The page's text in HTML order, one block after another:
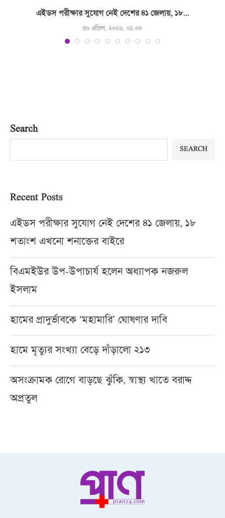
এইডস পরীক্ষার সুযোগ নেই দেশের ৪১ জেলায়, ১৮...
৩০ এপ্রিল, ২০২৬, ০১:০৮
Search
SEARCH
Recent Posts
এইডস পরীক্ষার সুযোগ নেই দেশের ৪১ জেলায়, ১৮
শতাংশ এখনো শনাক্তের বাইরে
বিএমইউর উপ-উপাচার্য হলেন অধ্যাপক নজরুল
ইসলাম
হামের প্রাদুর্ভাবকে ‘মহামারি’ ঘোষণার দাবি
হামে মৃত্যুর সংখ্যা বেড়ে দাঁড়ালো ২১৩
অসংক্রামক রোগে বাড়ছে ঝুঁকি, স্বাস্থ্য খাতে বরাদ্দ
অপ্রতুল